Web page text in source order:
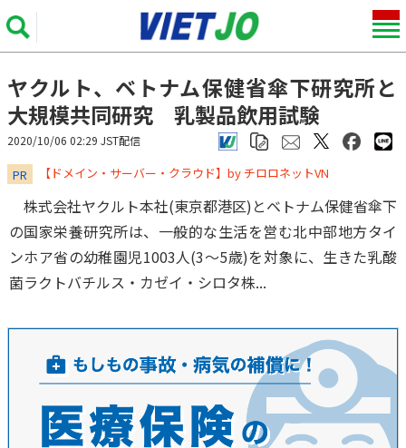
ヤクルト、ベトナム保健省傘下研究所と
大規模共同研究 乳製品飲用試験
2020/10/06 02:29 JST配信
PR ​​​​​​​【ドメイン・サーバー・クラウド】by チロロネットVN
株式会社ヤクルト本社(東京都港区)とベトナム保健省傘下
の国家栄養研究所は、一般的な生活を営む北中部地方タイ
ンホア省の幼稚園児1003人(3～5歳)を対象に、生きた乳酸
菌ラクトバチルス・カゼイ・シロタ株...